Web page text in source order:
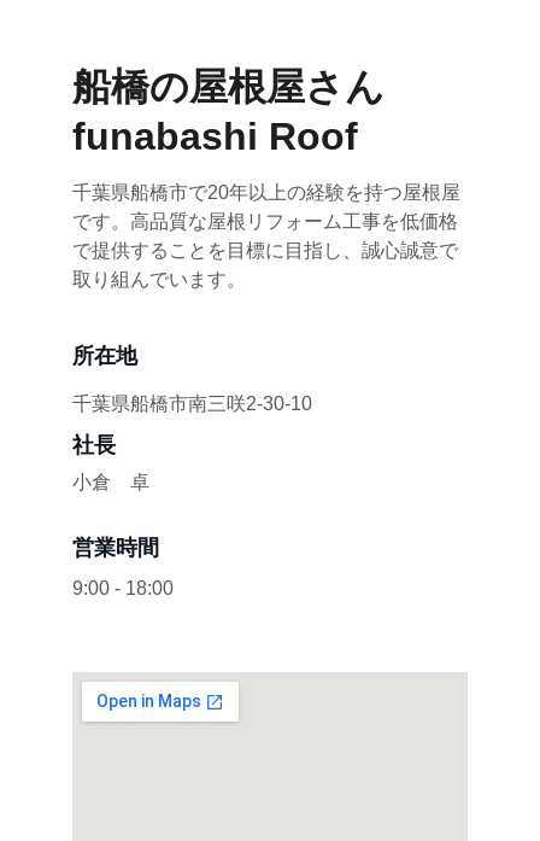
船橋の屋根屋さん
funabashi Roof
千葉県船橋市で20年以上の経験を持つ屋根屋
です。高品質な屋根リフォーム工事を低価格
で提供することを目標に目指し、誠心誠意で
取り組んでいます。
所在地
千葉県船橋市南三咲2-30-10
営業時間
9:00 - 18:00
社長
小倉　卓